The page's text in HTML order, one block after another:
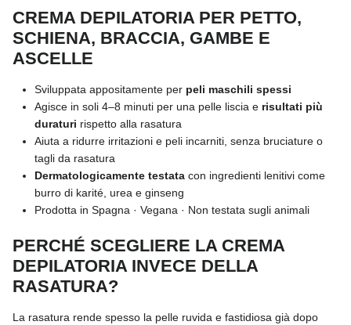
CREMA DEPILATORIA PER PETTO,
SCHIENA, BRACCIA, GAMBE E
ASCELLE
Sviluppata appositamente per peli maschili spessi
Agisce in soli 4–8 minuti per una pelle liscia e risultati più
duraturi rispetto alla rasatura
Aiuta a ridurre irritazioni e peli incarniti, senza bruciature o
tagli da rasatura
Dermatologicamente testata con ingredienti lenitivi come
burro di karité, urea e ginseng
Prodotta in Spagna · Vegana · Non testata sugli animali
PERCHÉ SCEGLIERE LA CREMA
DEPILATORIA INVECE DELLA
RASATURA?
La rasatura rende spesso la pelle ruvida e fastidiosa già dopo